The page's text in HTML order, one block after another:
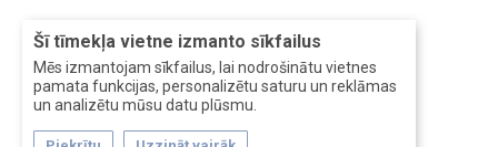
Šī tīmekļa vietne izmanto sīkfailus
Mēs izmantojam sīkfailus, lai nodrošinātu vietnes
pamata funkcijas, personalizētu saturu un reklāmas
un analizētu mūsu datu plūsmu.